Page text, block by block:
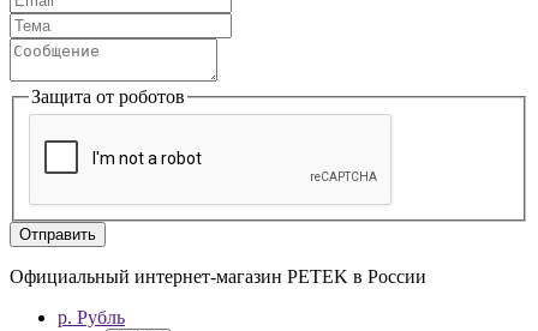
Защита от роботов
Отправить
Официальный интернет-магазин PETEK в России
р. Рубль